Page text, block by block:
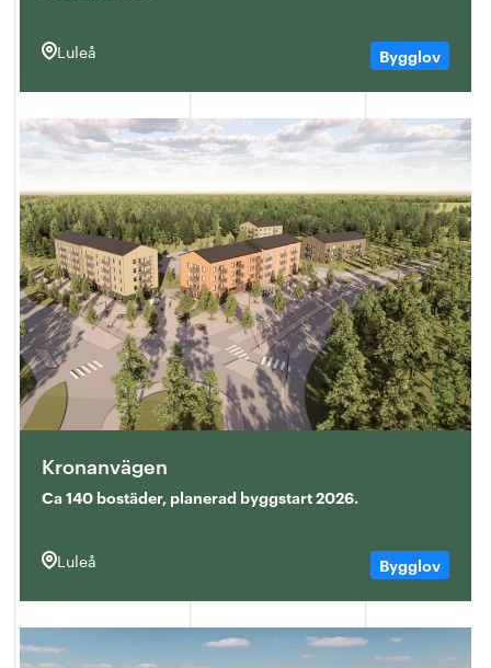
Luleå Bygglov
Kronanvägen
Ca 140 bostäder, planerad byggstart 2026.
Luleå Bygglov